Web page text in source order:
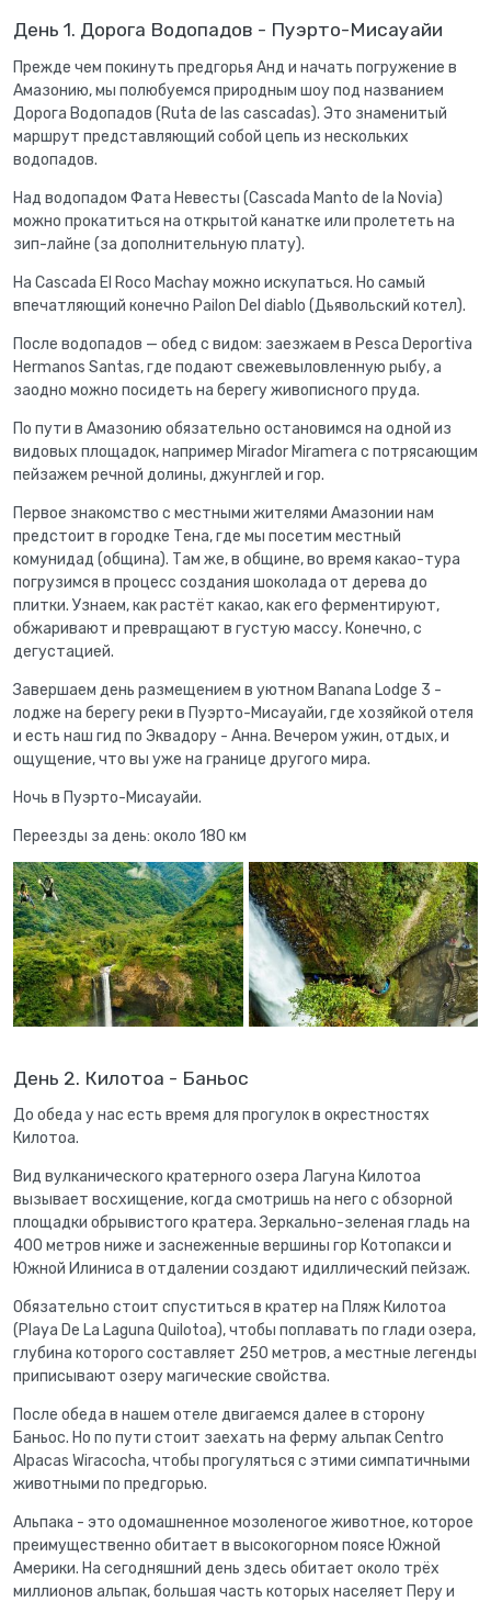
День 1. Дорога Водопадов - Пуэрто-Мисауайи
Прежде чем покинуть предгорья Анд и начать погружение в
Амазонию, мы полюбуемся природным шоу под названием
Дорога Водопадов (Ruta de las cascadas). Это знаменитый
маршрут представляющий собой цепь из нескольких
водопадов.
Над водопадом Фата Невесты (Cascada Manto de la Novia)
можно прокатиться на открытой канатке или пролететь на
зип-лайне (за дополнительную плату).
На Cascada El Roco Machay можно искупаться. Но самый
впечатляющий конечно Pailon Del diablo (Дьявольский котел).
После водопадов — обед с видом: заезжаем в Pesca Deportiva
Hermanos Santas, где подают свежевыловленную рыбу, а
заодно можно посидеть на берегу живописного пруда.
По пути в Амазонию обязательно остановимся на одной из
видовых площадок, например Mirador Miramera с потрясающим
пейзажем речной долины, джунглей и гор.
Первое знакомство с местными жителями Амазонии нам
предстоит в городке Тена, где мы посетим местный
комунидад (община). Там же, в общине, во время какао-тура
погрузимся в процесс создания шоколада от дерева до
плитки. Узнаем, как растёт какао, как его ферментируют,
обжаривают и превращают в густую массу. Конечно, с
дегустацией.
Завершаем день размещением в уютном Banana Lodge 3 -
лодже на берегу реки в Пуэрто-Мисауайи, где хозяйкой отеля
и есть наш гид по Эквадору - Анна. Вечером ужин, отдых, и
ощущение, что вы уже на границе другого мира.
Ночь в Пуэрто-Мисауайи.
Переезды за день: около 180 км
День 2. Килотоа - Баньос
До обеда у нас есть время для прогулок в окрестностях
Килотоа.
Вид вулканического кратерного озера Лагуна Килотоа
вызывает восхищение, когда смотришь на него с обзорной
площадки обрывистого кратера. Зеркально-зеленая гладь на
400 метров ниже и заснеженные вершины гор Котопакси и
Южной Илиниса в отдалении создают идиллический пейзаж.
Обязательно стоит спуститься в кратер на Пляж Килотоа
(Playa De La Laguna Quilotoa), чтобы поплавать по глади озера,
глубина которого составляет 250 метров, а местные легенды
приписывают озеру магические свойства.
После обеда в нашем отеле двигаемся далее в сторону
Баньос. Но по пути стоит заехать на ферму альпак Centro
Alpacas Wiracocha, чтобы прогуляться с этими симпатичными
животными по предгорью.
Альпака - это одомашненное мозоленогое животное, которое
преимущественно обитает в высокогорном поясе Южной
Америки. На сегодняшний день здесь обитает около трёх
миллионов альпак, большая часть которых населяет Перу и